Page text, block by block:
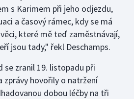
s Karimem při jeho odjezdu,
a časový rámec, kdy se má
které mě teď zaměstnávají,
jsou tady," řekl Deschamps.
se zranil 19. listopadu při
zprávy hovořily o natržení
dobou léčby na tři